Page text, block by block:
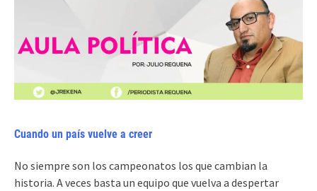
Cuando un país vuelve a creer
No siempre son los campeonatos los que cambian la
historia. A veces basta un equipo que vuelva a despertar